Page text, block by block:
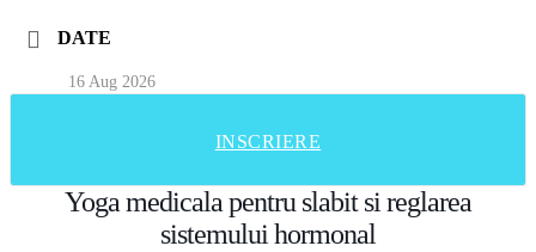
DATE
16 Aug 2026
INSCRIERE
Yoga medicala pentru slabit si reglarea
sistemului hormonal